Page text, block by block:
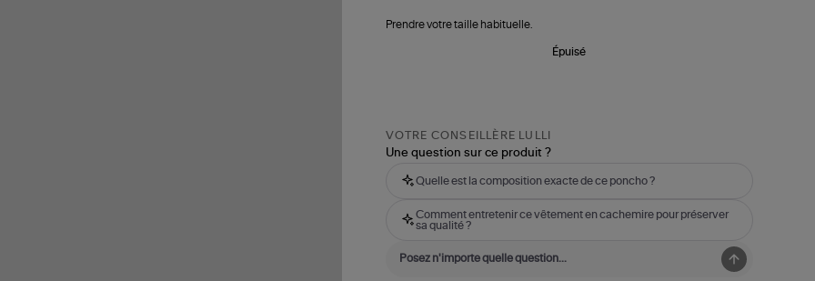
Prendre votre taille habituelle.
Épuisé
VOTRE CONSEILLÈRE LULLI
Une question sur ce produit ?
Quelle est la composition exacte de ce poncho ?
Comment entretenir ce vêtement en cachemire pour préserver
sa qualité ?